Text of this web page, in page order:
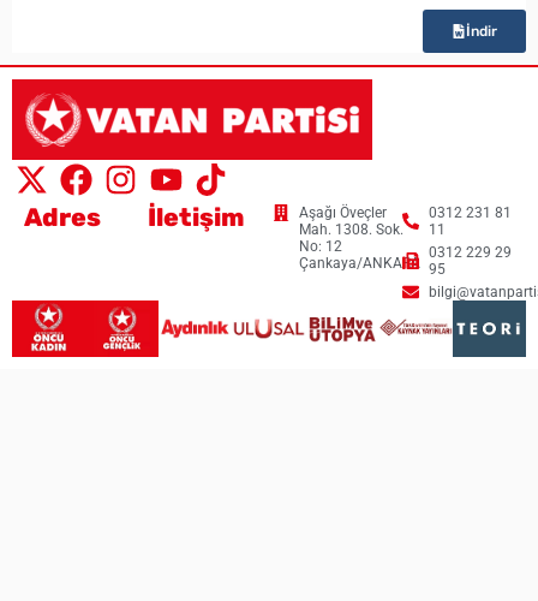
İndir
Adres
Aşağı Öveçler
Mah. 1308. Sok.
No: 12
Çankaya/ANKARA
İletişim
0312 231 81
11
0312 229 29
95